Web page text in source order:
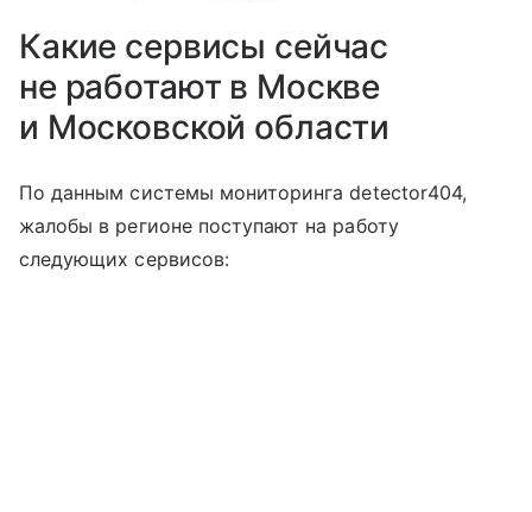
Какие сервисы сейчас
не работают в Москве
и Московской области
По данным системы мониторинга detector404,
жалобы в регионе поступают на работу
следующих сервисов: